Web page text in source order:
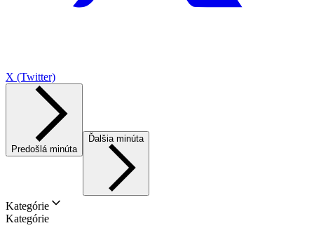
X (Twitter)
Predošlá minúta
Ďalšia minúta
Kategórie
Kategórie